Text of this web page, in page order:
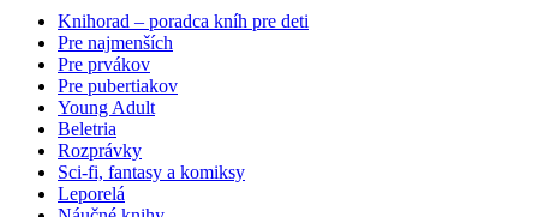
Knihorad – poradca kníh pre deti
Pre najmenších
Pre prvákov
Pre pubertiakov
Young Adult
Beletria
Rozprávky
Sci-fi, fantasy a komiksy
Leporelá